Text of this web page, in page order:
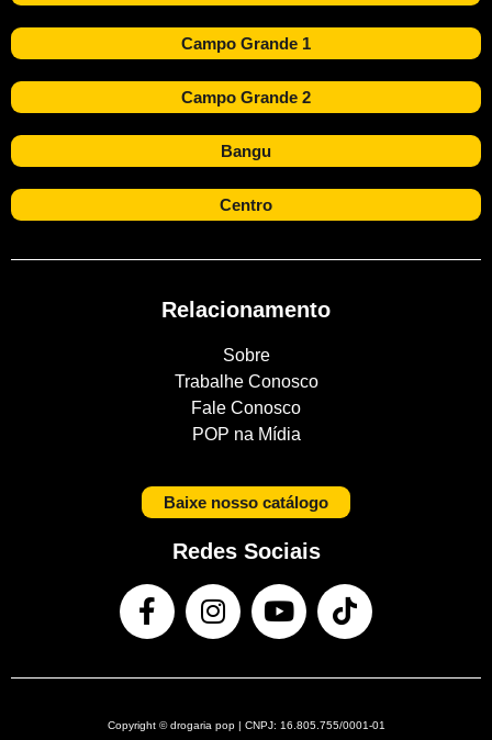
Campo Grande 1
Campo Grande 2
Bangu
Centro
Relacionamento
Sobre
Trabalhe Conosco
Fale Conosco
POP na Mídia
Baixe nosso catálogo
Redes Sociais
Copyright © drogaria pop | CNPJ: 16.805.755/0001-01